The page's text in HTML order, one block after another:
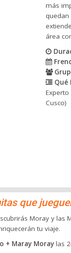
más
quedan
área
Qué
Experto
Cusco)
que
Moray y las
tu viaje.
+ Maray Moray las